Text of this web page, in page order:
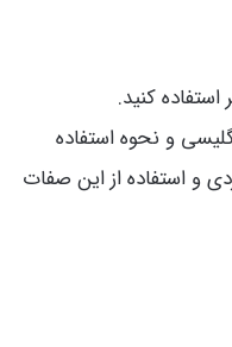
کنید.
و نحوه استفاده
و استفاده از این صفات